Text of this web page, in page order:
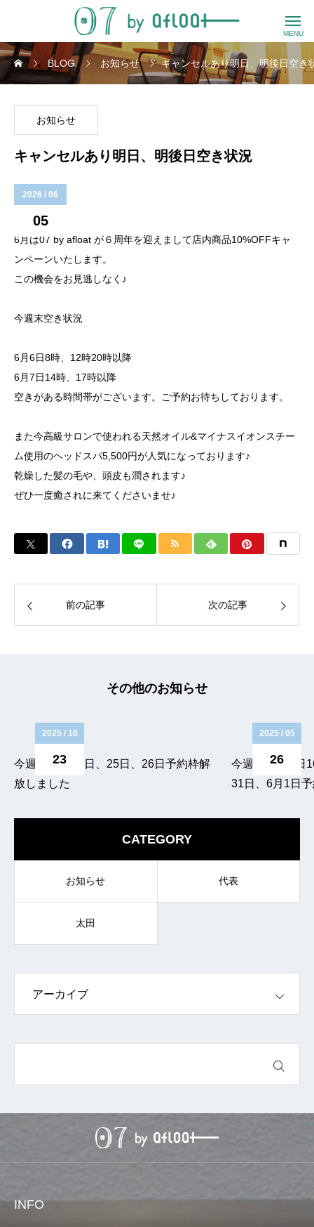
BLOG お知らせ キャンセルあり明日、明後日空き
お知らせ
キャンセルあり明日、明後日空き状況
2026 / 06
05
6月は07 by afloat が６周年を迎えまして店内商品10%OFFキャ
ンペーンいたします。
この機会をお見逃しなく♪
今週末空き状況
6月6日8時、12時20時以降
6月7日14時、17時以降
空きがある時間帯がございます。ご予約お待ちしております。
また今高級サロンで使われる天然オイル&マイナスイオンスチー
ム使用のヘッドスパ5,500円が人気になっております♪
乾燥した髪の毛や、頭皮も潤されます♪
ぜひ一度癒されに来てくださいませ♪
前の記事 次の記事
その他のお知らせ
2025 / 10
23
今週末10月24日、25日、26日予約枠解
放しました
2025 / 05
26
今週末5月28日
31日、6月1日
CATEGORY
お知らせ 代表
太田
INFO